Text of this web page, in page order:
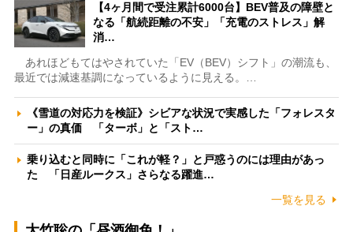
【4ヶ月間で受注累計6000台】BEV普及の障壁と
なる「航続距離の不安」「充電のストレス」解
消…
あれほどもてはやされていた「EV（BEV）シフト」の潮流も、
最近では減速基調になっているように見える。…
《雪道の対応力を検証》シビアな状況で実感した「フォレスタ
ー」の真価 「ターボ」と「スト…
乗り込むと同時に「これが軽？」と戸惑うのには理由があっ
た 「日産ルークス」さらなる躍進…
一覧を見る